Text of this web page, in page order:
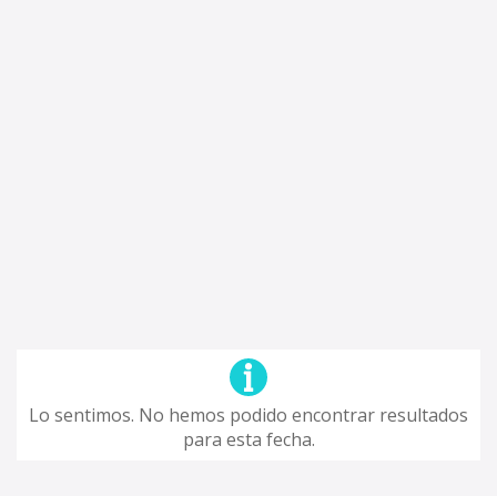
Lo sentimos. No hemos podido encontrar resultados
para esta fecha.